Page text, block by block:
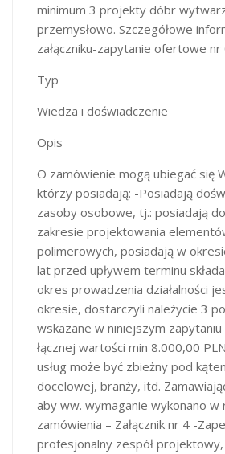
minimum 3 projekty dóbr
przemysłowo. Szczegółowe
załączniku-zapytanie ofertowe nr
Typ
Wiedza i doświadczenie
Opis
O zamówienie mogą ubiegać się
którzy posiadają: -Posiadają
zasoby osobowe, tj.: posiadają
zakresie projektowania
polimerowych, posiadają w
lat przed upływem terminu
okres prowadzenia działalności
okresie, dostarczyli należycie 3
wskazane w niniejszym
łącznej wartości min 8.000,00
usług może być zbieżny pod
docelowej, branży, itd.
aby ww. wymaganie wykonano w
zamówienia – Załącznik nr 4 -
profesjonalny zespół